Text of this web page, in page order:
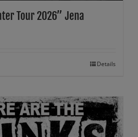
Tour 2026” Jena
Details